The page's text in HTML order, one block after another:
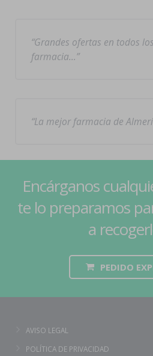
Grandes ofertas en todos
farmacia…
La mejor farmacia de
Encárganos
te lo preparamos
a
PEDIDO
AVISO LEGAL
POLÍTICA DE PRIVACIDAD